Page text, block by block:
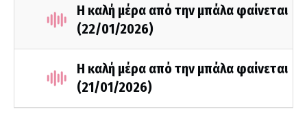
Η καλή μέρα από την μπάλα φαίνεται
(22/01/2026)
Η καλή μέρα από την μπάλα φαίνεται
(21/01/2026)